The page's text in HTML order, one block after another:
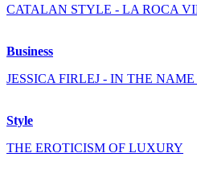
CATALAN STYLE - LA ROCA
Business
JESSICA FIRLEJ - IN THE
Style
THE EROTICISM OF LUXURY